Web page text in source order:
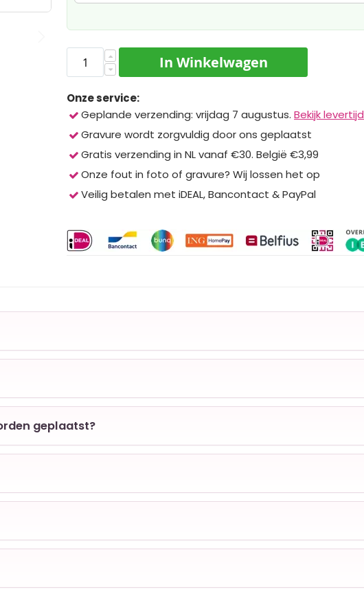
In Winkelwagen
Onze service:
Geplande verzending: vrijdag 7 augustus. Bekijk levertijd
Gravure wordt zorgvuldig door ons geplaatst
Gratis verzending in NL vanaf €30. België €3,99
Onze fout in foto of gravure? Wij lossen het op
Veilig betalen met iDEAL, Bancontact & PayPal
geplaatst?